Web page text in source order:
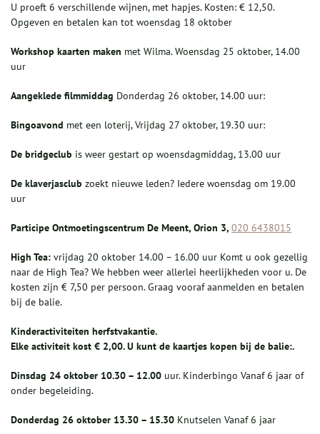
U proeft 6 verschillende wijnen, met hapjes. Kosten: € 12,50.
Opgeven en betalen kan tot woensdag 18 oktober
Workshop kaarten maken met Wilma. Woensdag 25 oktober, 14.00
uur
Aangeklede filmmiddag Donderdag 26 oktober, 14.00 uur:
Bingoavond met een loterij, Vrijdag 27 oktober, 19.30 uur:
De bridgeclub is weer gestart op woensdagmiddag, 13.00 uur
De klaverjasclub zoekt nieuwe leden? Iedere woensdag om 19.00
uur
Participe Ontmoetingscentrum De Meent, Orion 3, 020 6438015
High Tea: vrijdag 20 oktober 14.00 – 16.00 uur Komt u ook gezellig
naar de High Tea? We hebben weer allerlei heerlijkheden voor u. De
kosten zijn € 7,50 per persoon. Graag vooraf aanmelden en betalen
bij de balie.
Kinderactiviteiten herfstvakantie.
Elke activiteit kost € 2,00. U kunt de kaartjes kopen bij de balie:.
Dinsdag 24 oktober 10.30 – 12.00 uur. Kinderbingo Vanaf 6 jaar of
onder begeleiding.
Donderdag 26 oktober 13.30 – 15.30 Knutselen Vanaf 6 jaar